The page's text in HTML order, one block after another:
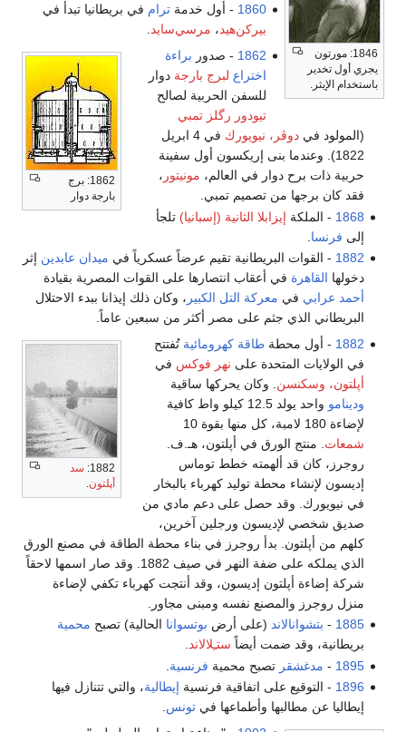
1846: مورتون
يجري أول تخدير
باستخدام الإيثر.
1860 - أول خدمة ترام في بريطانيا تبدأ في
بيركن‌هيد، مرسي‌سايد.
1862: برج
بارجة دوار
1862 - صدور براءة
اختراع لبرج بارجة دوار
للسفن الحربية لصالح
تيودور رگلز تمبي
(المولود فيدوڤر، نيويورك
في 4 ابريل
1822). وعندما بنى إريكسون أول سفينة
حربية ذات برح دوار في العالم، مونيتور ،
فقد كان برجها من تصميم تمبي.
1868 - الملكة إيزابلا الثانية (إسبانيا) تلجأ
إلى فرنسا
1882 - القوات البريطانية تقيم عرضاً عسكرياً في ميدان عابدين إثر
دخولها القاهرة في أعقاب انتصارها على القوات المصرية بقيادة
أحمد عرابي في معركة التل الكبير ، وكان ذلك إيذانا ببدء الاحتلال
البريطاني الذي جثم على مصر أكثر من سبعين عاماً.
1882: سد
أپلتون.
1882 - أول محطةطاقة كهرومائية تُفتتح
في الولايات المتحدة على نهر فوكس في
أپلتون، وسكنسن . وكان يحركها ساقية
ودينامو
واحد يولد 12.5 كيلو واط كافية
لإضاءة 180 لامبة، كل منها بقوة 10
شمعات . منتج الورق في أپلتون، هـ.ف.
روجرز، كان قد ألهمته خطط توماس
إديسون لإنشاء محطة توليد كهرباء بالبخار
في نيويورك. وقد حصل على دعم مادي من
صديق شخصي لإديسون ورجلين آخرين،
كلهم من أپلتون. بدأ روجرز في بناء محطة الطاقة في مصنع الورق
الذي يملكه على ضفة النهر في صيف 1882. وقد صار اسمها لاحقاً
شركة إضاءة أپلتون إديسون، وقد أنتجت كهرباء تكفي لإضاءة
منزل روجرز والمصنع نفسه ومبنى مجاور.
1885
- بتشوانالاند (على أرض بوتسوانا الحالية) تصبح محمية
بريطانية، وقد ضمت أيضاً ستـِلالاند.
1895
- مدغشقر تصبح محمية فرنسية
1896 - التوقيع على اتفاقية فرنسية إيطالية، والتي تتنازل فيها
إيطاليا عن مطالبها وأطماعها فيتونس.